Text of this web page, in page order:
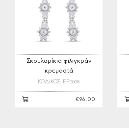
Σκουλαρίκια φιλιγκράν
κρεμαστά
ΚΩΔΙΚΟΣ: EF0008
€96,00